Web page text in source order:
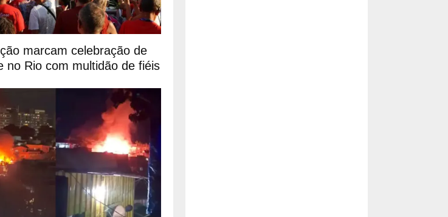
marcam celebração de
no Rio com multidão de fiéis